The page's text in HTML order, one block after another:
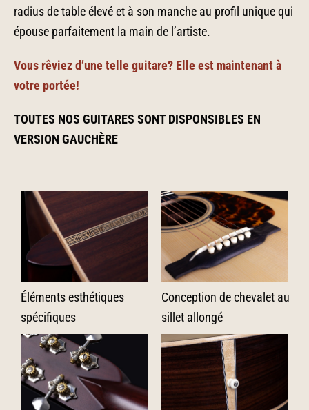
radius de table élevé et à son manche au profil unique qui
épouse parfaitement la main de l’artiste.
Vous rêviez d’une telle guitare? Elle est maintenant à
votre portée!
TOUTES NOS GUITARES SONT DISPONSIBLES EN
VERSION GAUCHÈRE
Éléments esthétiques
spécifiques
Conception de chevalet au
sillet allongé